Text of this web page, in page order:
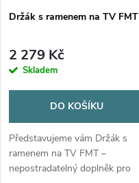
Držák s ramenem na TV FMT
2 279 Kč
Skladem
DO KOŠÍKU
Představujeme vám Držák s
ramenem na TV FMT –
nepostradatelný doplněk pro